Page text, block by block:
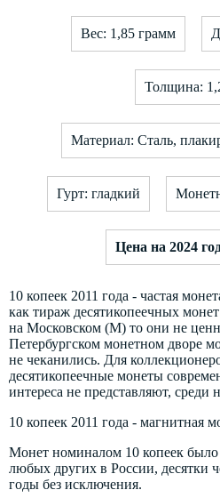
Вес: 1,85 грамм
Толщина:
Материал: Сталь,
Гурт: гладкий
Цена на 2024
10 копеек 2011 года - частая
как тираж десятикопеечных
на Московском (М) то они не
Петербургском монетном дворе
не чеканились. Для
десятикопеечные монеты
интереса не представляют, среди
10 копеек 2011 года - магнитная
Монет номиналом 10 копеек
любых других в России, десятки
годы без исключения.